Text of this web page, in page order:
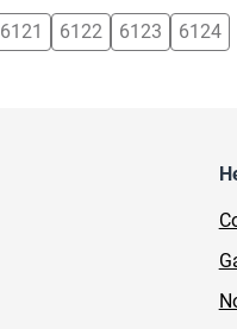
6121 6122 6123 6124